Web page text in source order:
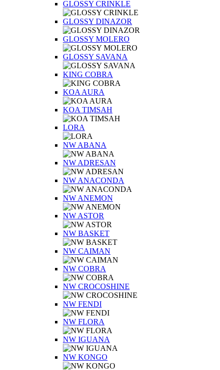
GLOSSY CRINKLE
GLOSSY DINAZOR
GLOSSY MOLERO
GLOSSY SAVANA
KING COBRA
KOA AURA
KOA TIMSAH
LORA
NW ABANA
NW ADRESAN
NW ANACONDA
NW ANEMON
NW ASTOR
NW BASKET
NW CAIMAN
NW COBRA
NW CROCOSHINE
NW FENDI
NW FLORA
NW IGUANA
NW KONGO